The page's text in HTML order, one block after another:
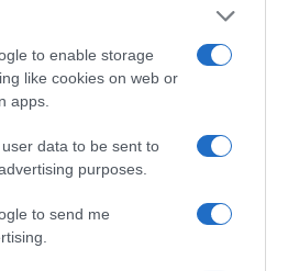
to enable storage
like cookies on web or
apps.
data to be sent to
purposes.
to send me
ΤΟ ΠΑΡΟΝ